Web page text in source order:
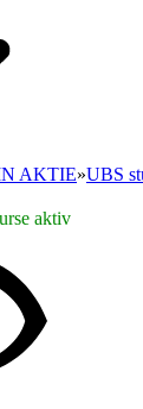
AKTIE»UBS
aktiv